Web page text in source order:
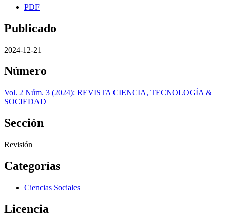
PDF
Publicado
2024-12-21
Número
Vol. 2 Núm. 3 (2024): REVISTA CIENCIA, TECNOLOGÍA &
SOCIEDAD
Sección
Revisión
Categorías
Ciencias Sociales
Licencia